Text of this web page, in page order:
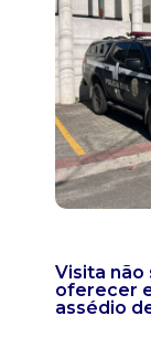
Visita não
oferecer
assédio